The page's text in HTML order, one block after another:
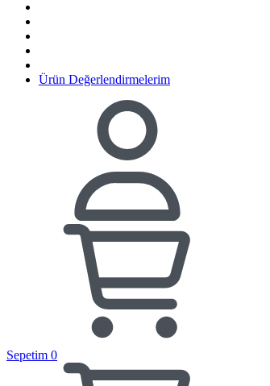
Ürün Değerlendirmelerim
Sepetim 0